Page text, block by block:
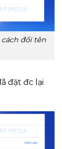
cách đổi tên
đặt đc lại